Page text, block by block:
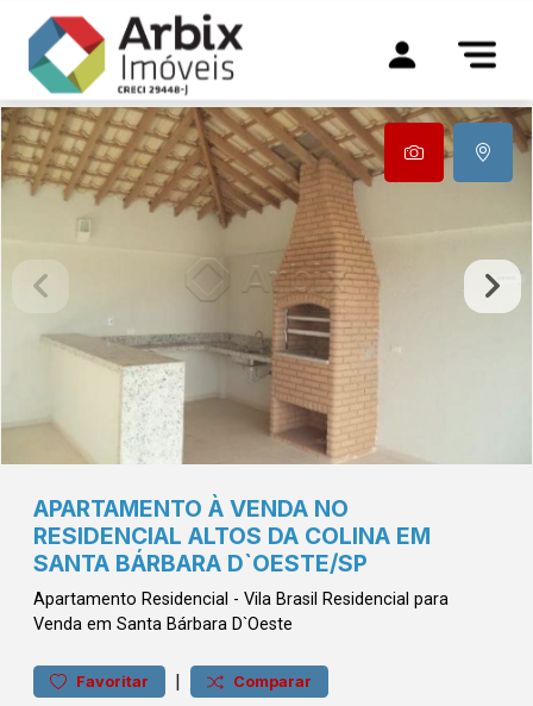
APARTAMENTO À VENDA NO
RESIDENCIAL ALTOS DA COLINA EM
SANTA BÁRBARA D`OESTE/SP
Apartamento Residencial - Vila Brasil Residencial para
Venda em Santa Bárbara D`Oeste
Favoritar | Comparar